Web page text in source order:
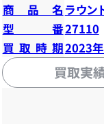
商品名 ラウン
型番27110
買取時期2023
買取実